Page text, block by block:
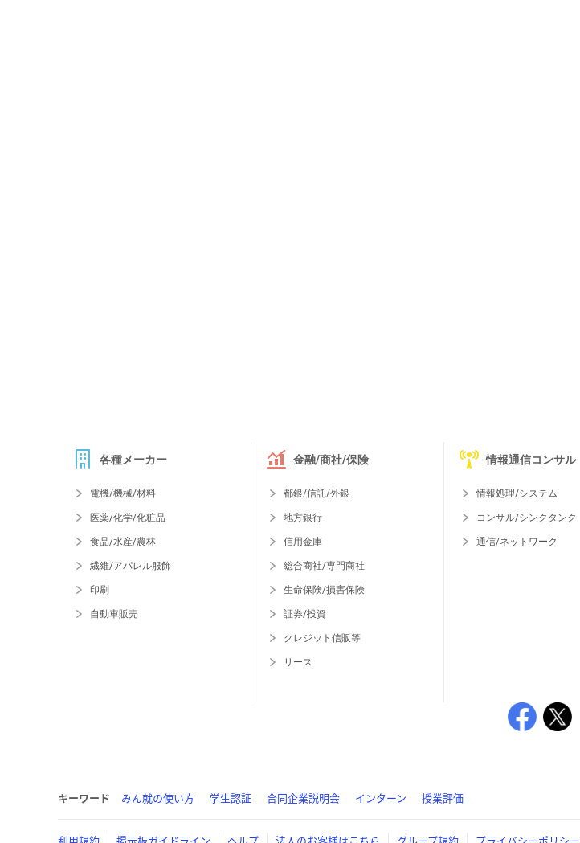
各種メーカー
電機/機械/材料
医薬/化学/化粧品
食品/水産/農林
繊維/アパレル服飾
印刷
自動車販売
金融/商社/保険
都銀/信託/外銀
地方銀行
信用金庫
総合商社/専門商社
生命保険/損害保険
証券/投資
クレジット信販等
リース
情報通信コンサル
情報処理/システム
コンサル/シンクタンク
通信/ネットワーク
キーワード みん就の使い方 学生認証 合同企業説明会 インターン 授業評価